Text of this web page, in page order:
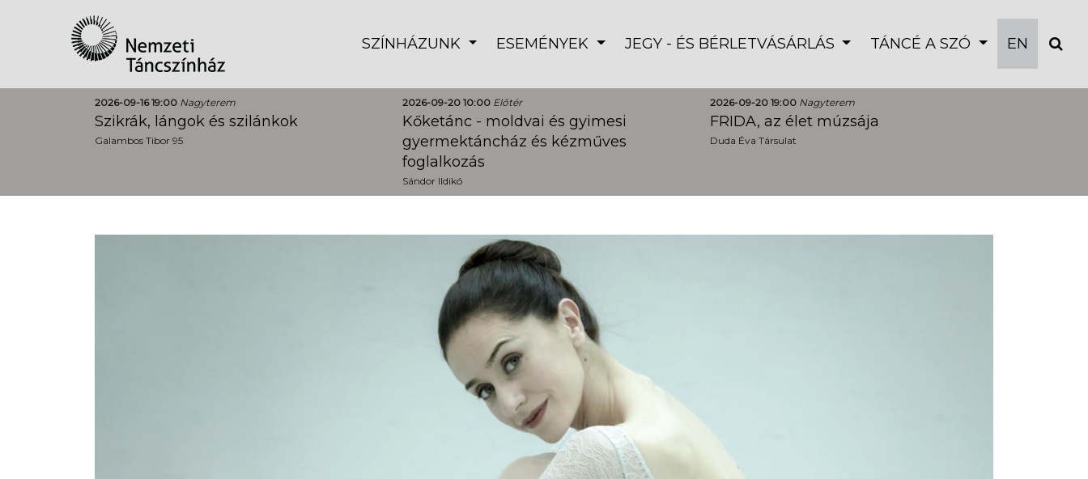
SZÍNHÁZUNK ESEMÉNYEK JEGY - ÉS BÉRLETVÁSÁRLÁS TÁNCÉ A SZÓ EN
2026-09-16 19:00 Nagyterem
Szikrák, lángok és szilánkok
Galambos Tibor 95
2026-09-20 10:00 Előtér
Kőketánc - moldvai és gyimesi
gyermektáncház és kézműves
foglalkozás
Sándor Ildikó
2026-09-20 19:00 Nagyterem
FRIDA, az élet múzsája
Duda Éva Társulat